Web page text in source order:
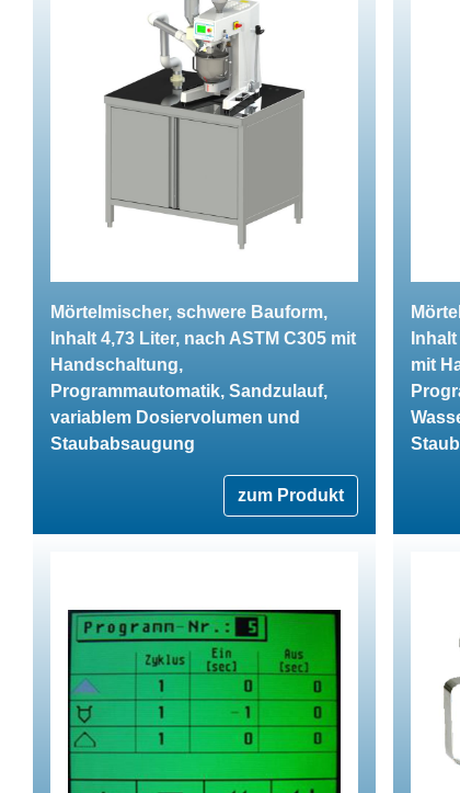
Mörtelmischer, schwere Bauform,
Inhalt 4,73 Liter, nach ASTM C305 mit
Handschaltung,
Programmautomatik, Sandzulauf,
variablem Dosiervolumen und
Staubabsaugung
zum Produkt
mit